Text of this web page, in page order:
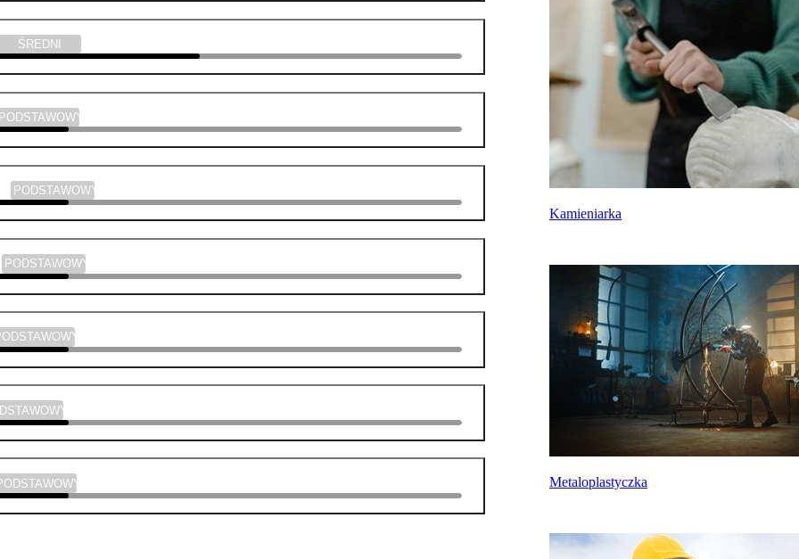
ŚREDNI
PODSTAWOWY
PODSTAWOWY
PODSTAWOWY
PODSTAWOWY
PODSTAWOWY
Kamieniarka
Metaloplastyczka